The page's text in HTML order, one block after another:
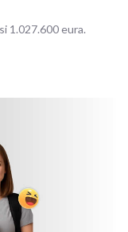
1.027.600 eura.